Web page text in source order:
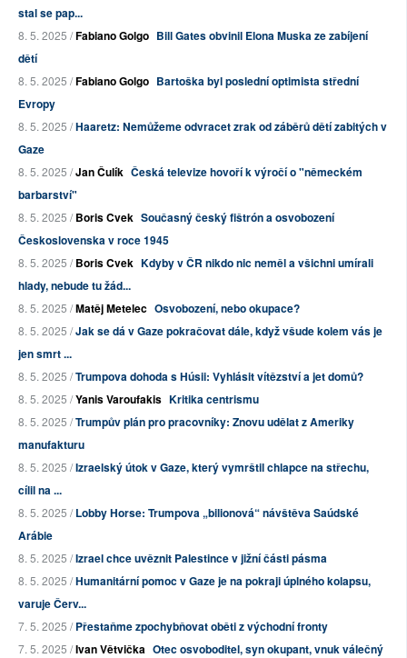
stal se pap...
8. 5. 2025 /Fabiano Golgo Bill Gates obvinil Elona Muska ze zabíjení
dětí
8. 5. 2025 /Fabiano Golgo Bartoška byl poslední optimista střední
Evropy
8. 5. 2025 /Haaretz: Nemůžeme odvracet zrak od záběrů dětí zabitých v
Gaze
8. 5. 2025 /Jan Čulík Česká televize hovoří k výročí o "německém
barbarství"
8. 5. 2025 /Boris Cvek Současný český fištrón a osvobození
Československa v roce 1945
8. 5. 2025 /Boris Cvek Kdyby v ČR nikdo nic neměl a všichni umírali
hlady, nebude tu žád...
8. 5. 2025 /Matěj Metelec Osvobození, nebo okupace?
8. 5. 2025 /Jak se dá v Gaze pokračovat dále, když všude kolem vás je
jen smrt ...
8. 5. 2025 /Trumpova dohoda s Húsii: Vyhlásit vítězství a jet domů?
8. 5. 2025 /Yanis Varoufakis Kritika centrismu
8. 5. 2025 /Trumpův plán pro pracovníky: Znovu udělat z Ameriky
manufakturu
8. 5. 2025 /Izraelský útok v Gaze, který vymrštil chlapce na střechu,
cílil na ...
8. 5. 2025 /Lobby Horse: Trumpova „bilionová“ návštěva Saúdské
Arábie
8. 5. 2025 /Izrael chce uvěznit Palestince v jižní části pásma
8. 5. 2025 /Humanitární pomoc v Gaze je na pokraji úplného kolapsu,
varuje Červ...
7. 5. 2025 /Přestaňme zpochybňovat oběti z východní fronty
7. 5. 2025 /Ivan Větvička Otec osvoboditel, syn okupant, vnuk válečný